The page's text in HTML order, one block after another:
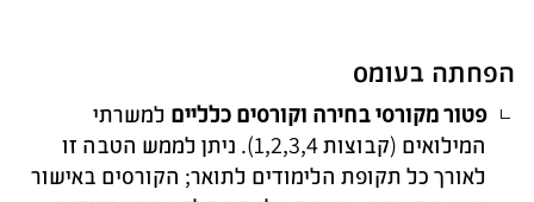
הפחתה בעומס
פטור מקורסי בחירה וקורסים כלליים למשרתי
המילואים (קבוצות 1,2,3,4). ניתן לממש הטבה זו
לאורך כל תקופת הלימודים לתואר; הקורסים באישור